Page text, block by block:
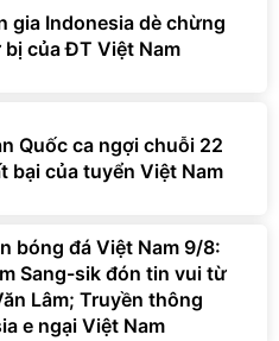
gia Indonesia dè chừng
bị của ĐT Việt Nam
Quốc ca ngợi chuỗi 22
bại của tuyển Việt Nam
bóng đá Việt Nam 9/8:
Sang-sik đón tin vui từ
Lâm; Truyền thông
e ngại Việt Nam